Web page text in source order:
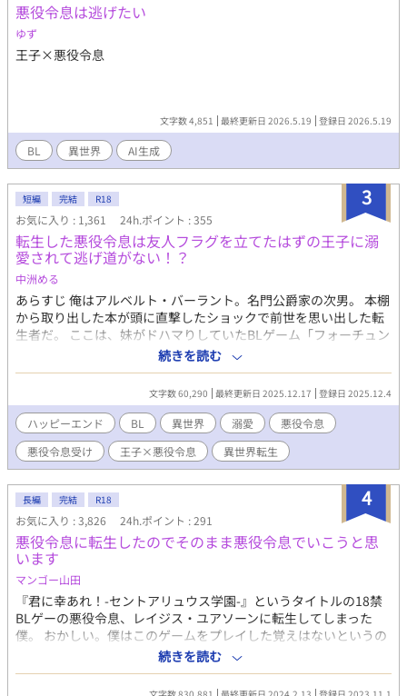
悪役令息は逃げたい
ゆず
王子×悪役令息
文字数 4,851 最終更新日 2026.5.19 登録日 2026.5.19
BL 異世界 AI生成
3
短編 完結 R18
お気に入り : 1,361 24h.ポイント : 355
転生した悪役令息は友人フラグを立てたはずの王子に溺
愛されて逃げ道がない！？
中洲める
あらすじ 俺はアルベルト・バーラント。名門公爵家の次男。 本棚
から取り出した本が頭に直撃したショックで前世を思い出した転
生者だ。 ここは、妹がドハマりしていたBLゲーム「フォーチュン
シード」の世界。 そして俺は、そのゲームで「断罪・国外追放
（＝実質死）」される悪役令息。 ゲームのアルベルトは一目惚れ
した第二王子ノワールに強引に婚約し、ヒロイン（男）に嫌がら
せしまくる最低最悪の悪役。 そして最後は華麗に破滅。 なんでそ
んなキャラに転生しちゃったの！？ だが、まだ慌てるような時間
じゃない。 記憶を取り戻したのは７歳。今ならまだ取り返しがつ
く。 巻き返しはできる！！ ……しかしゲームの知識は妹がプレイ
していた断片しか知らん。 フラグもイベントもなーんにもわから
ん！ フラグ回避は不可！ これは詰んだ！ でも、破滅は嫌だ！
ならばせめて、清く正しく誠実に生きていけばいい！ 悪役令息ル
ートなんか行くものか！ そうやって清く正しく生きてきた。 それ
なのに、気づけば友人として仲良くなったはずの第二王子ノワー
ルは、何故か俺に向かって愛情と独占欲を爆上げしている。 なぜ
だ！ おまえには、ヒロイン（男）がいるだろう！？ 溺愛第二王子
×転生悪役令息。 運命のはずがバグり散らかす、破滅回避ラブ
（？）コメディ開幕！ R18は後半。 性描写あり＊ついてます。 ム
ーンライトにも同時掲載 ※転載・AI取り込み禁止※
続きを読む
文字数 60,290 最終更新日 2025.12.17 登録日 2025.12.4
ハッピーエンド BL 異世界 溺愛
悪役令息
悪役令息受け
王子×悪役令息 異世界転生
4
長編 完結 R18
お気に入り : 3,826 24h.ポイント : 291
悪役令息に転生したのでそのまま悪役令息でいこうと思
います
マンゴー山田
『君に幸あれ！-セントアリュウス学園-』というタイトルの18禁
BLゲーの悪役令息、レイジス・ユアソーンに転生してしまった
僕。 おかしい。僕はこのゲームをプレイした覚えはないというの
に…。 だが転生してしまったのならしょうがない！前世の記憶を
思い出したからには全力で悪役を楽しむぞー！ 当然、怪我とか迷
惑がかかるようないじわるはしないけどね！ ※注意事項がある
続きを読む